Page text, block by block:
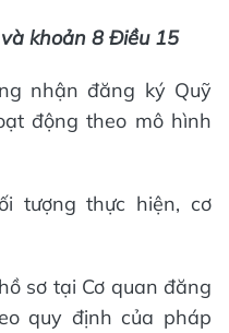
khoản 8 Điều 15
nhận đăng ký Quỹ
động theo mô hình
tượng thực hiện, cơ
sơ tại Cơ quan đăng
quy định của pháp